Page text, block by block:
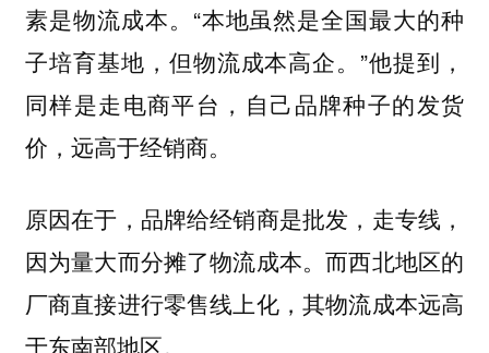
素是物流成本。“本地虽然是全国最大的种
子培育基地，但物流成本高企。”他提到，
同样是走电商平台，自己品牌种子的发货
价，远高于经销商。
原因在于，品牌给经销商是批发，走专线，
因为量大而分摊了物流成本。而西北地区的
厂商直接进行零售线上化，其物流成本远高
于东南部地区。